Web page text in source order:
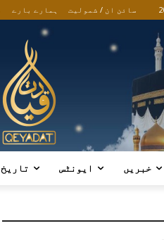
سائن ان / شمولیت ہمارے بارے
خبریں ایونٹس تاریخ